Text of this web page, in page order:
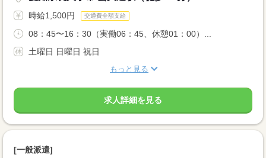
時給1,500円 交通費全額支給
08：45〜16：30（実働06：45、休憩01：00）...
土曜日 日曜日 祝日
もっと見る
求人詳細を見る
[一般派遣]